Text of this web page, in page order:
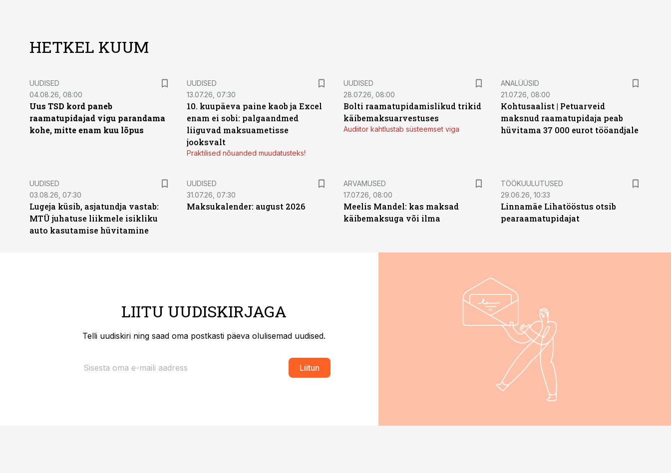
HETKEL KUUM
UUDISED
04.08.26, 08:00
Uus TSD kord paneb
raamatupidajad vigu parandama
kohe, mitte enam kuu lõpus
UUDISED
13.07.26, 07:30
10. kuupäeva paine kaob ja Excel
enam ei sobi: palgaandmed
liiguvad maksuametisse
jooksvalt
Praktilised nõuanded muudatusteks!
UUDISED
28.07.26, 08:00
Bolti raamatupidamislikud trikid
käibemaksuarvestuses
Audiitor kahtlustab süsteemset viga
ANALÜÜSID
21.07.26, 08:00
Kohtusaalist | Petuarveid
maksnud raamatupidaja peab
hüvitama 37 000 eurot tööandjale
UUDISED
03.08.26, 07:30
Lugeja küsib, asjatundja vastab:
MTÜ juhatuse liikmele isikliku
auto kasutamise hüvitamine
UUDISED
31.07.26, 07:30
Maksukalender: august 2026
ARVAMUSED
17.07.26, 08:00
Meelis Mandel: kas maksad
käibemaksuga või ilma
ST
TÖÖKUULUTUSED
29.06.26, 10:33
Linnamäe Lihatööstus otsib
pearaamatupidajat
LIITU UUDISKIRJAGA
Telli uudiskiri ning saad oma postkasti päeva olulisemad uudised.
Liitun